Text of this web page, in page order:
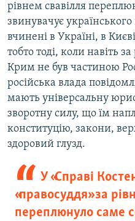
рівнем свавілля
звинувачує
вчинені в Україні, в
тобто тоді, коли навіть
Крим не був частиною
російська влада
мають універсальну
зворотну силу, що їм
конституцію, закони,
здоровий глузд.
У «Справі
«правосуддя» за
переплюнуло саме